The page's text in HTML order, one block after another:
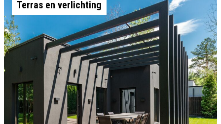
Terras en verlichting